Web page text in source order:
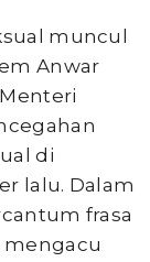
muncul
Anwar
di
lalu. Dalam
frasa
mengacu